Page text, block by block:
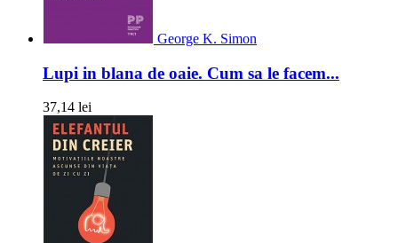
George K. Simon
Lupi in blana de oaie. Cum sa le facem...
37,14 lei